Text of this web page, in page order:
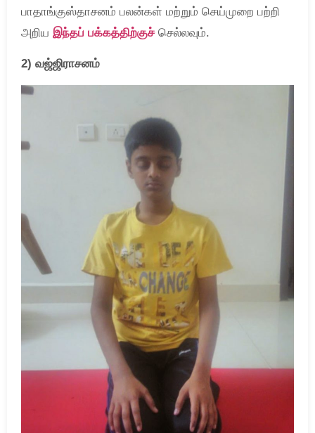
பாதாங்குஸ்தாசனம் பலன்கள் மற்றும் செய்முறை பற்றி
அறிய இந்தப் பக்கத்திற்குச்செல்லவும்.
2) வஜ்ஜிராசனம்